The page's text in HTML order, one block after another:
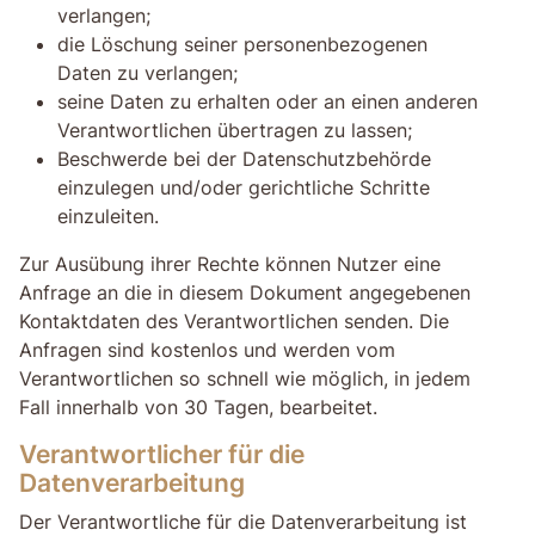
verlangen;
die Löschung seiner personenbezogenen
Daten zu verlangen;
seine Daten zu erhalten oder an einen anderen
Verantwortlichen übertragen zu lassen;
Beschwerde bei der Datenschutzbehörde
einzulegen und/oder gerichtliche Schritte
einzuleiten.
Zur Ausübung ihrer Rechte können Nutzer eine
Anfrage an die in diesem Dokument angegebenen
Kontaktdaten des Verantwortlichen senden. Die
Anfragen sind kostenlos und werden vom
Verantwortlichen so schnell wie möglich, in jedem
Fall innerhalb von 30 Tagen, bearbeitet.
Verantwortlicher für die
Datenverarbeitung
Der Verantwortliche für die Datenverarbeitung ist